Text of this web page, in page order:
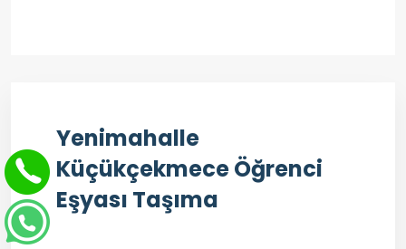
Yenimahalle
Küçükçekmece Öğrenci
Eşyası Taşıma